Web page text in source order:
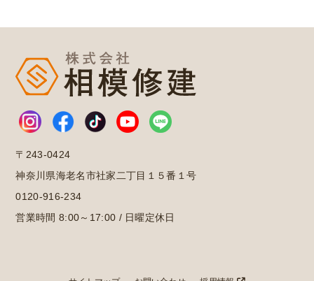
〒243-0424
神奈川県海老名市社家二丁目１５番１号
0120-916-234
営業時間 8:00～17:00 / 日曜定休日